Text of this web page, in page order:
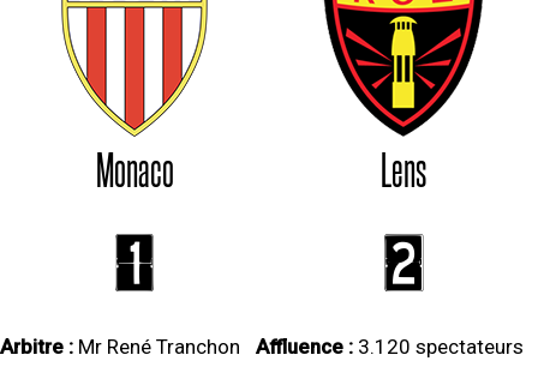
Monaco Lens
1 2
Arbitre : Mr René Tranchon Affluence : 3.120 spectateurs